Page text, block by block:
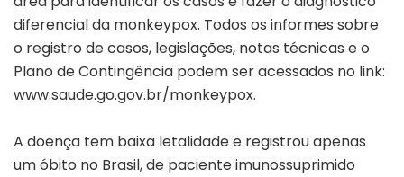
diferencial da monkeypox. Todos os informes sobre
o registro de casos, legislações, notas técnicas e o
Plano de Contingência podem ser acessados no link:
www.saude.go.gov.br/monkeypox.
A doença tem baixa letalidade e registrou apenas
um óbito no Brasil, de paciente imunossuprimido